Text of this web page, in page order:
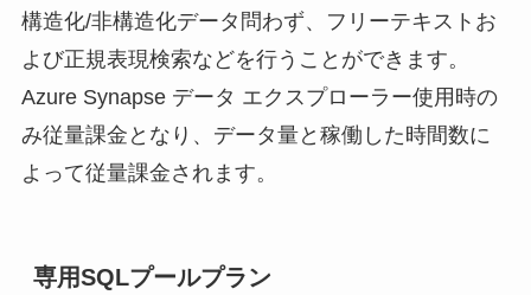
構造化/非構造化データ問わず、フリーテキストお
よび正規表現検索などを行うことができます。
Azure Synapse データ エクスプローラー使用時の
み従量課金となり、データ量と稼働した時間数に
よって従量課金されます。
専用SQLプールプラン